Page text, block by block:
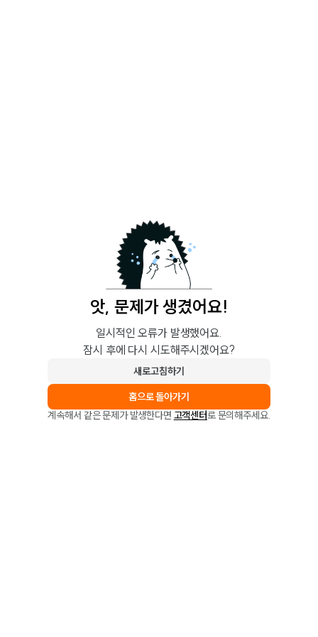
앗, 문제가 생겼어요!
일시적인 오류가 발생했어요.
잠시 후에 다시 시도해주시겠어요?
새로고침하기
홈으로 돌아가기
계속해서 같은 문제가 발생한다면 고객센터로 문의해주세요.